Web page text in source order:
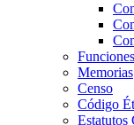
Funciones
Memorias
Censo
Código